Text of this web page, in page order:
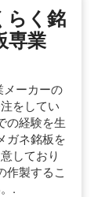
らく銘
専業
メーカーの
をしてい
の経験を生
ガネ銘板を
しており
作製するこ
.